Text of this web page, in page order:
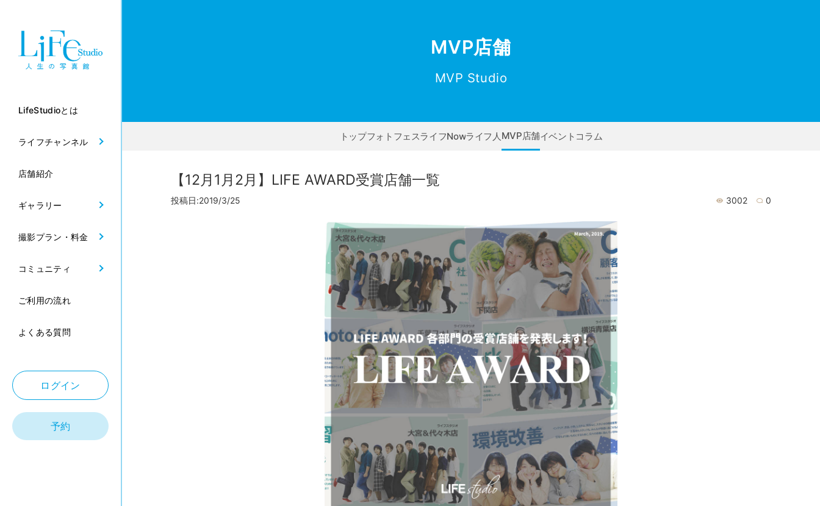
LifeStudioとは
ライフチャンネル
店舗紹介
ギャラリー
撮影プラン・料金
コミュニティ
ご利用の流れ
よくある質問
ログイン
予約
MVP店舗
MVP Studio
トップフォトフェスライフNowライフ人 MVP店舗イベント コラム
【12月1月2月】LIFE AWARD受賞店舗一覧
投稿日:2019/3/25 3002 0